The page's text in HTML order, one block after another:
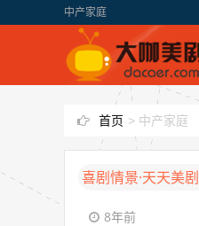
中产家庭
首页 > 中产家庭
喜剧情景·天天美剧
8年前